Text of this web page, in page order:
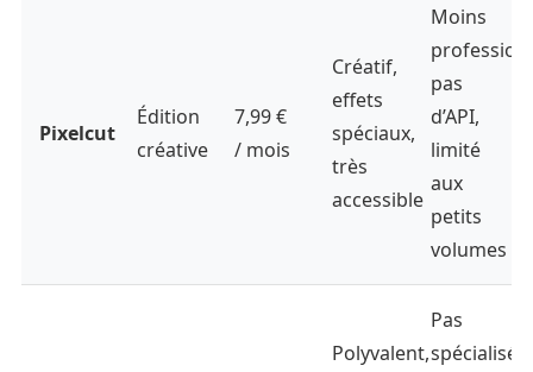
Pixelcut
Édition
créative
7,99 €
/ mois
Créatif,
effets
spéciaux,
très
accessible
Moins
pas
d’API,
limité
aux
petits
volumes
Polyvalent,
Pas
spécialisé